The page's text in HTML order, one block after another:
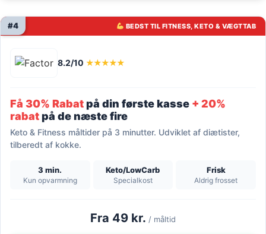
BEDST TIL FITNESS, KETO & VÆGTTAB
#4
8.2/10 ★★★★★
Få 30% Rabatpå din første kasse + 20%
rabatpå de næste fire
Keto & Fitness måltider på 3 minutter. Udviklet af diætister,
tilberedt af kokke.
3 min.
Kun opvarmning
Keto/LowCarb
Specialkost
Frisk
Aldrig frosset
Fra 49 kr. / måltid